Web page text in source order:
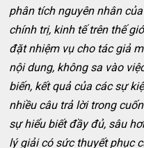
phân tích nguyên nhân
chính trị, kinh tế trên thế
đặt nhiệm vụ cho tác giả
nội dung, không sa vào
biến, kết quả của các sự
nhiều câu trả lời trong
sự hiểu biết đầy đủ, sâu
lý giải có sức thuyết phục